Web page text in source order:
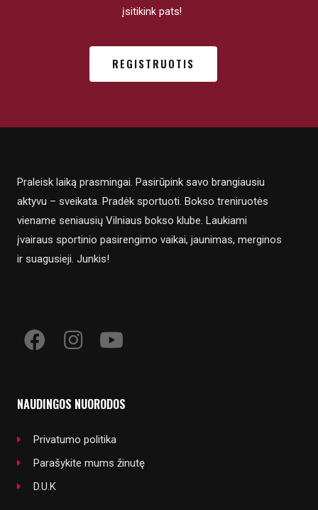
įsitikink pats!
REGISTRUOTIS
Praleisk laiką prasmingai. Pasirūpink savo brangiausiu
aktyvu – sveikata. Pradėk sportuoti. Bokso treniruotės
viename seniausių Vilniaus bokso klube. Laukiami
įvairaus sportinio pasirengimo vaikai, jaunimas, merginos
ir suagusieji. Junkis!
NAUDINGOS NUORODOS
Privatumo politika
Parašykite mums žinutę
D.U.K